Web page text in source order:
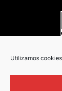
Utilizamos